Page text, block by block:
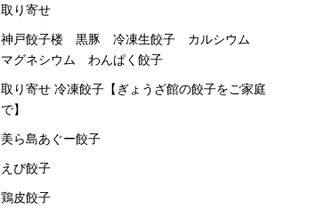
取り寄せ
神戸餃子楼 黒豚 冷凍生餃子 カルシウム
マグネシウム わんぱく餃子
取り寄せ 冷凍餃子【ぎょうざ館の餃子をご家庭
で】
美ら島あぐー餃子
えび餃子
鶏皮餃子